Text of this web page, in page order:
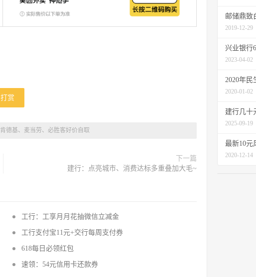
打赏
肯德基、麦当劳、必胜客好价自取
下一篇
建行：点亮城市、消费达标多重叠加大毛~
工行：工享月月花抽微信立减金
工行支付宝11元+交行每周支付券
618每日必领红包
速领：54元信用卡还款券
邮储鼎致
2019-12-29
兴业银行
2023-04-02
2020年民
2020-01-02
建行几十
2025-09-19
最新10元
2020-12-14